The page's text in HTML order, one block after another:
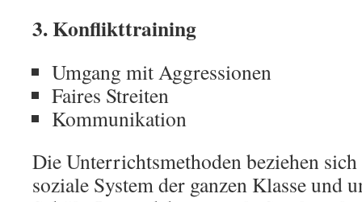
3. Konflikttraining
Umgang mit Aggressionen
Faires Streiten
Kommunikation
Die Unterrichtsmethoden beziehen
soziale System der ganzen Klasse und